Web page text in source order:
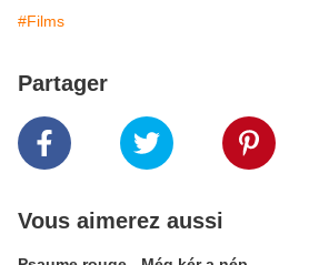
#Films
Partager
Vous aimerez aussi